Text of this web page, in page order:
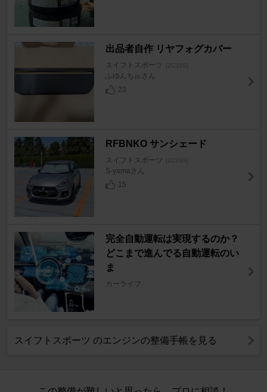
出品者自作 リヤフォグカバー
スイフトスポーツ [ZC33S]
ふゆんちゅさん
23
RFBNKO サンシェード
スイフトスポーツ [ZC33S]
S-yamaさん
15
完全自動運転は実現するのか？
どこまで進んでる自動運転のい
ま
カーライフ
スイフトスポーツ のエンジンの整備手帳を見る